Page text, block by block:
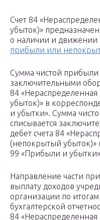
Счет 84
убыток)»
о наличии и движении
прибыли или
Сумма чистой прибыли
заключительными
84
убыток)» в
и убытки». Сумма
списывается
дебет счета 84
(непокрытый убыток)»
99 «Прибыли и
Направление части
выплату доходов
организации по
бухгалтерской
84